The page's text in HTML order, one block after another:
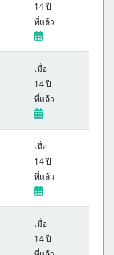
14 ปี
ที่แล้ว
เมื่อ
14 ปี
ที่แล้ว
เมื่อ
14 ปี
ที่แล้ว
เมื่อ
14 ปี